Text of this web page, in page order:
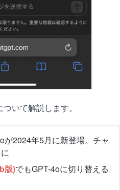
いて解説します。
が2024年5月に新登場。チャ
版)でもGPT-4oに切り替える